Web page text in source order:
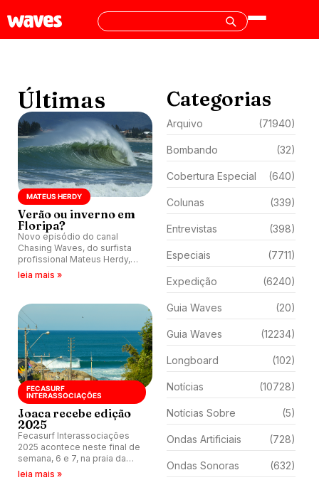
Últimas
MATEUS HERDY
Verão ou inverno em
Floripa?
Novo episódio do canal
Chasing Waves, do surfista
profissional Mateus Herdy,
exibe verão com cara de
leia mais »
FECASURF
INTERASSOCIAÇÕES
Joaca recebe edição
2025
Fecasurf Interassociações
2025 acontece neste final de
semana, 6 e 7, na praia da
leia mais »
Categorias
Arquivo (71940)
Bombando (32)
Cobertura Especial (640)
Colunas (339)
Entrevistas (398)
Especiais (7711)
Expedição (6240)
Guia Waves (20)
Guia Waves (12234)
Longboard (102)
Notícias (10728)
Notícias Sobre (5)
Ondas Artificiais (728)
Ondas Sonoras (632)